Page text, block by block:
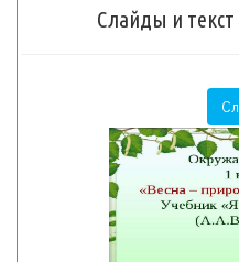
Слайды и